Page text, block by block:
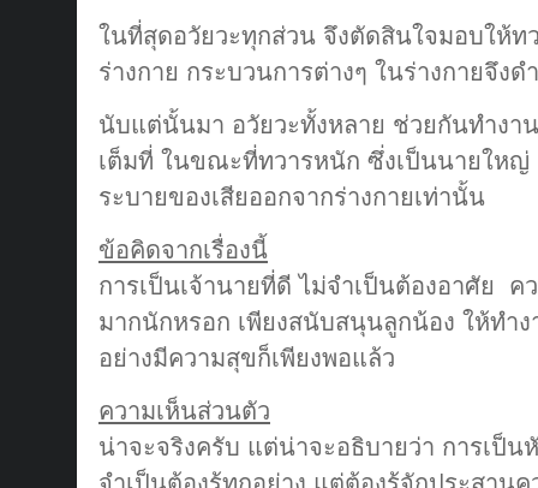
ในที่สุดอวัยวะทุกส่วน จึงตัดสินใจมอบให้
ร่างกาย กระบวนการต่างๆ ในร่างกายจึง
นับแต่นั้นมา อวัยวะทั้งหลาย ช่วยกันทำงา
เต็มที่ ในขณะที่ทวารหนัก ซึ่งเป็นนายใหญ่
ระบายของเสียออกจากร่างกายเท่านั้น
ข้อคิดจากเรื่องนี้
การเป็นเจ้านายที่ดี ไม่จำเป็นต้องอาศัย ค
มากนักหรอก เพียงสนับสนุนลูกน้อง ให้ทำ
อย่างมีความสุขก็เพียงพอแล้ว
ความเห็นส่วนตัว
น่าจะจริงครับ แต่น่าจะอธิบายว่า การเป็น
จำเป็นต้องรู้ทุกอย่าง แต่ต้องรู้จักประสาน